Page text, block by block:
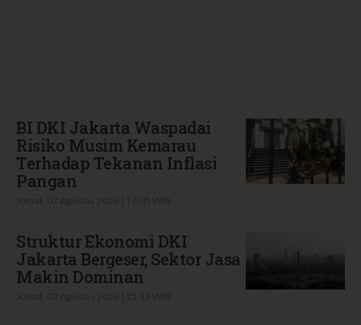
BI DKI Jakarta Waspadai
Risiko Musim Kemarau
Terhadap Tekanan Inflasi
Pangan
Struktur Ekonomi DKI
Jakarta Bergeser, Sektor Jasa
Makin Dominan